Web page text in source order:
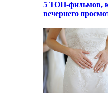
5 ТОП-фильмов,
вечернего